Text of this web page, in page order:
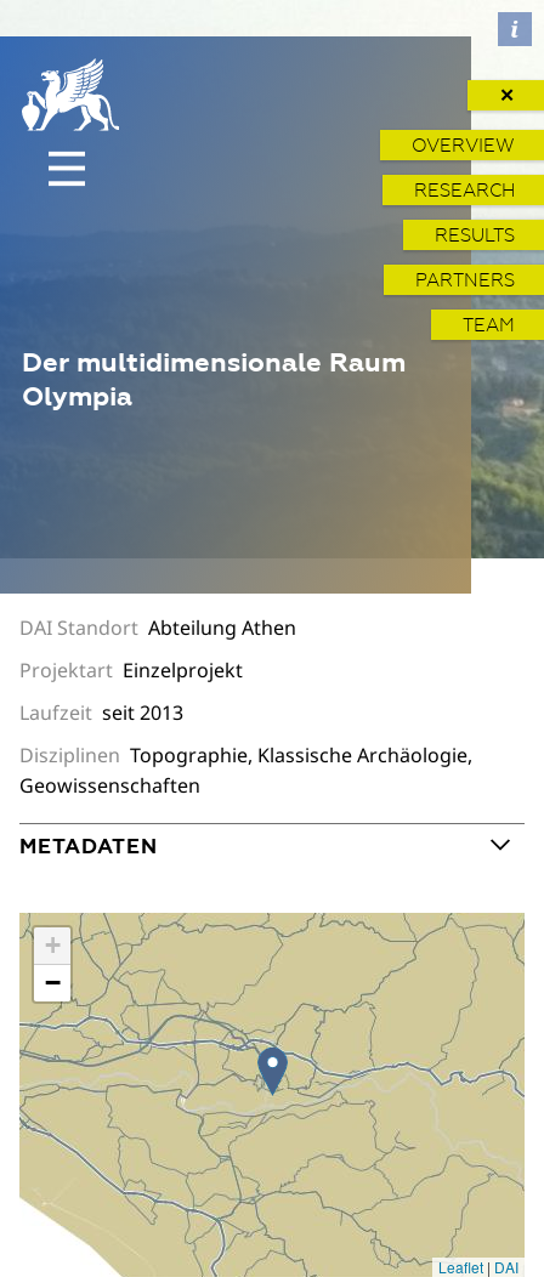
Der multidimensionale Raum
Olympia
✕
OVERVIEW
RESEARCH
RESULTS
PARTNERS
TEAM
DAI Standort Abteilung Athen
Projektart Einzelprojekt
Laufzeit seit 2013
Disziplinen Topographie, Klassische Archäologie,
Geowissenschaften
METADATEN